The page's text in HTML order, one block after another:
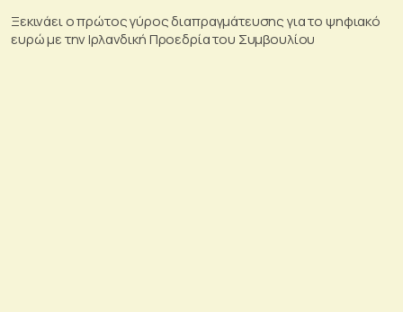
Ξεκινάει ο πρώτος γύρος διαπραγμάτευσης για το ψηφιακό
ευρώ με την Ιρλανδική Προεδρία του Συμβουλίου